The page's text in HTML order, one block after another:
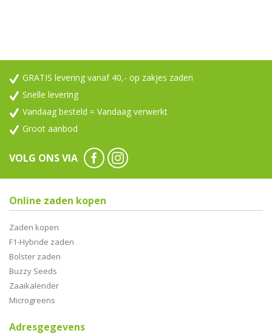
GRATIS levering vanaf 40,- op zakjes zaden
Snelle levering
Vandaag besteld = Vandaag verwerkt
Groot aanbod
VOLG ONS VIA
Online zaden kopen
Zaden kopen
F1-Hybride zaden
Bolster zaden
Buzzy Seeds
Zaaikalender
Microgreens
Adresgegevens